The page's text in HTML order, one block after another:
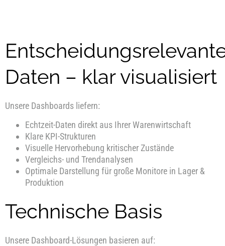
Daten – klar visualisiert
Unsere Dashboards liefern:
Echtzeit-Daten direkt aus Ihrer Warenwirtschaft
Klare KPI-Strukturen
Visuelle Hervorhebung kritischer Zustände
Vergleichs- und Trendanalysen
Optimale Darstellung für große Monitore in Lager &
Produktion
Technische Basis
Unsere Dashboard-Lösungen basieren auf: